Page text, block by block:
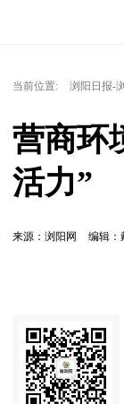
当前位置: 浏阳日报-
营商环
活力”
来源：浏阳网 编辑：